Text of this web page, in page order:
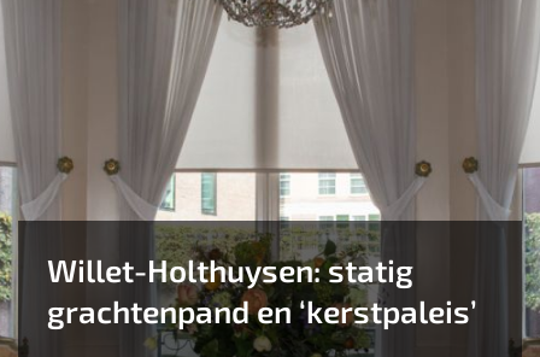
Willet-Holthuysen: statig
grachtenpand en ‘kerstpaleis’